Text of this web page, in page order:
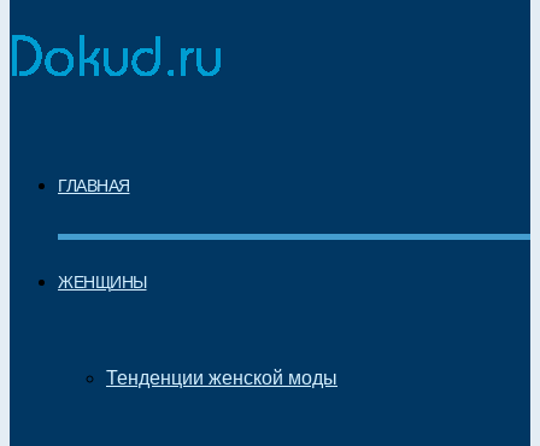
ГЛАВНАЯ
ЖЕНЩИНЫ
Тенденции женской моды